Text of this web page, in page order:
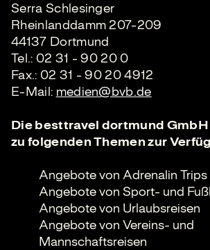
Serra Schlesinger
Rheinlanddamm 207-209
44137 Dortmund
Tel.: 02 31 - 90 20 0
Fax.: 02 31 - 90 20 4912
E-Mail: medien@bvb.de
Die besttravel dortmund
zu folgenden Themen zur
Angebote von Adrenalin Trips
Angebote von Sport- und
Angebote von Urlaubsreisen
Angebote von Vereins- und
Mannschaftsreisen